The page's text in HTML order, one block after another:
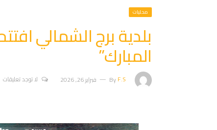
محليات
بلدية برج الشمالي
المبارك”
ByF.S فبراير 26, 2026 لا توجد تعليقات